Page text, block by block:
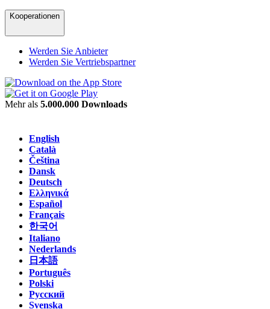
Kooperationen
Werden Sie Anbieter
Werden Sie Vertriebspartner
Mehr als 5.000.000 Downloads
English
Català
Čeština
Dansk
Deutsch
Ελληνικά
Español
Français
한국어
Italiano
Nederlands
日本語
Português
Polski
Русский
Svenska